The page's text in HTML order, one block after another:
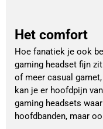
Het comfort
Hoe fanatiek je ook
gaming headset fijn
of meer casual
kan je er hoofdpijn
gaming headsets
hoofdbanden, maar